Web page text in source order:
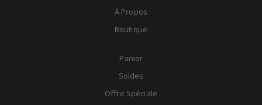
À Propos
Boutique
Panier
Soldes
Offre Spéciale